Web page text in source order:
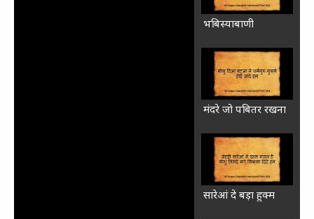
भबिस्‍याबाणी
मंदरे जो पबितर रखना
सारेआं दे बड़ा हुक्‍म